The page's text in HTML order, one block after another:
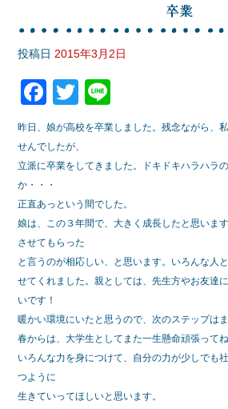
卒業
投稿日 2015年3月2日
F
a
c
e
b
o
o
k
T
wi
er
n
昨日、娘が高校を卒業しました。残念ながら、
せんでしたが、
立派に卒業をしてきました。ドキドキハラハラ
か・・・
正直あっという間でした。
娘は、この３年間で、大きく成長したと思いま
させてもらった
と言うのが相応しい、と思います。いろんな人
せてくれました。親としては、先生方やお友達
いです！
暖かい環境にいたと思うので、次のステップは
春からは、大学生としてまた一生懸命頑張ってね
いろんな力を身につけて、自分の力が少しでも
つように
生きていってほしいと思います。